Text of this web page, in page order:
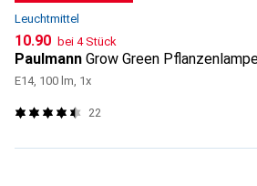
Leuchtmittel
CHF
10.90 bei 4 Stück
Paulmann Grow Green
E14, 100 lm, 1x
22